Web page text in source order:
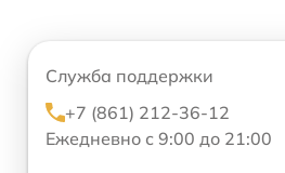
Служба поддержки
+7 (861) 212-36-12
Ежедневно с 9:00 до 21:00